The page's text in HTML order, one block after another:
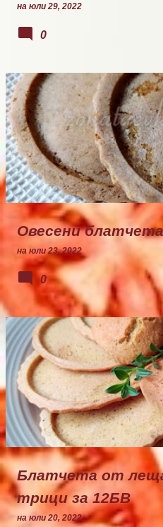
на юли 29, 2022
0
Овесени
на юли 23, 2022
0
Блатчета от
трици за 12БВ
на юли 20, 2022